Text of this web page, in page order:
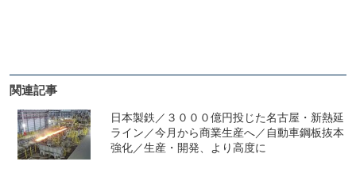
関連記事
日本製鉄／３０００億円投じた名古屋・新熱延
ライン／今月から商業生産へ／自動車鋼板抜本
強化／生産・開発、より高度に